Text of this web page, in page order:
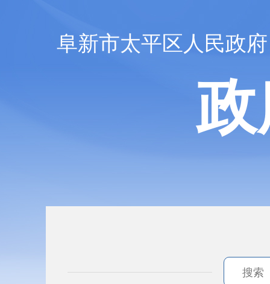
阜新市太平区人民政府